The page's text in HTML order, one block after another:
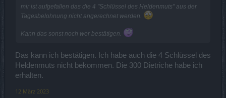
mir ist aufgefallen das die 4 "Schlüssel des Heldenmuts" aus der
Tagesbelohnung nicht angerechnet werden.
Kann das sonst noch wer bestätigen.
Das kann ich bestätigen. Ich habe auch die 4 Schlüssel des
Heldenmuts nicht bekommen. Die 300 Dietriche habe ich
erhalten.
12 März 2023